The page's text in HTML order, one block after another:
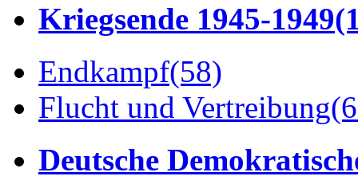
Kriegsende 1945-1949
Endkampf(58)
Flucht und Vertreibung
Deutsche